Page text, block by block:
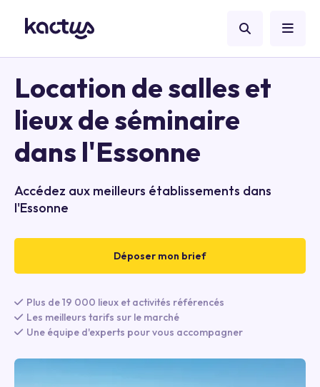
Location de salles et
lieux de séminaire
dans l'Essonne
Accédez aux meilleurs établissements dans
l'Essonne
Déposer mon brief
Plus de 19 000 lieux et activités référencés
Les meilleurs tarifs sur le marché
Une équipe d'experts pour vous accompagner